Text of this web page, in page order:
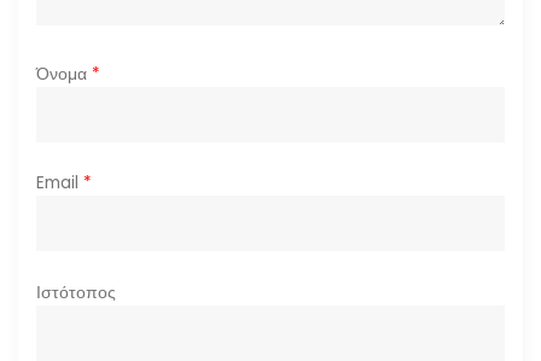
Όνομα *
Email *
Ιστότοπος